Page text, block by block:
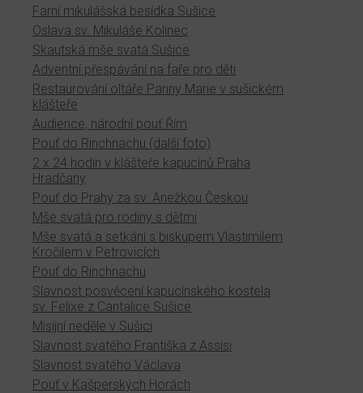
Farní mikulášská besídka Sušice
Oslava sv. Mikuláše Kolinec
Skautská mše svatá Sušice
Adventní přespávání na faře pro děti
Restaurování oltáře Panny Marie v sušickém
klášteře
Audience, národní pouť Řím
Pouť do Rinchnachu (další foto)
2 x 24 hodin v klášteře kapucínů Praha
Hradčany
Pouť do Prahy za sv. Anežkou Českou
Mše svatá pro rodiny s dětmi
Mše svatá a setkání s biskupem Vlastimilem
Kročilem v Petrovicích
Pouť do Rinchnachu
Slavnost posvěcení kapucínského kostela
sv. Felixe z Cantalice Sušice
Misijní neděle v Sušici
Slavnost svatého Františka z Assisi
Slavnost svatého Václava
Pouť v Kašperských Horách